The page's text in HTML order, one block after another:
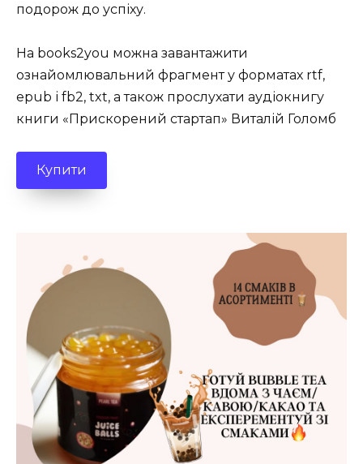
подорож до успіху.
На books2you можна завантажити
ознайомлювальний фрагмент у форматах rtf,
epub і fb2, txt, а також прослухати аудіокнигу
книги «Прискорений стартап» Виталій Голомб
Купити